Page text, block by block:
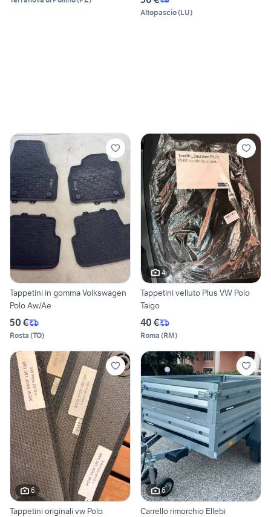
Altopascio(LU)
Tappetini in gomma Volkswagen
Polo Aw/Ae
50 €
Rosta (TO)
4
Tappetini velluto Plus VW Polo
Taigo
40 €
Roma (RM)
6
Tappetini originali vw Polo
6
Carrello rimorchio Ellebi